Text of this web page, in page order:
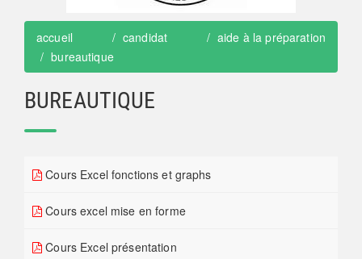
accueil candidat
aide à la préparation
bureautique
BUREAUTIQUE
Cours Excel fonctions et graphs
Cours excel mise en forme
Cours Excel présentation